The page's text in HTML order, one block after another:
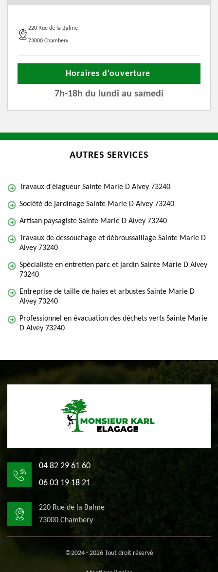
220 Rue de la Balme
73000 Chambery
Horaires d'ouverture
7h-18h du lundi au samedi
AUTRES SERVICES
Travaux d'élagueur Sainte Marie D Alvey 73240
Société de jardinage Sainte Marie D Alvey 73240
Artisan paysagiste Sainte Marie D Alvey 73240
Travaux de dessouchage et débroussaillage Sainte Marie D
Alvey 73240
Spécialiste en entretien parc et jardin Sainte Marie D Alvey
73240
Entreprise de taille de haies et arbustes Sainte Marie D
Alvey 73240
Professionnel en évacuation des déchets verts Sainte Marie
D Alvey 73240
04 82 29 61 60
06 03 19 18 21
220 Rue de la Balme
73000 Chambery
©2024 - 2026 Tout droit réservé